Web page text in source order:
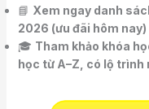
📘 Xem ngay danh
2026 (ưu đãi hôm nay)
🎓 Tham khảo khóa
học từ A–Z, có lộ trình